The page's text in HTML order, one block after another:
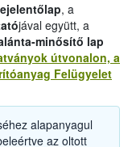
, a
jával együtt, a
minősítő lap
útvonalon, a
Felügyelet
alapanyagul
az oltott